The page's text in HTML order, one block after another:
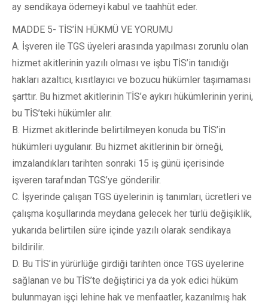
ay sendikaya ödemeyi kabul ve taahhüt eder.
MADDE 5- TİS’İN HÜKMÜ VE YORUMU
A. İşveren ile TGS üyeleri arasında yapılması zorunlu olan
hizmet akitlerinin yazılı olması ve işbu TİS’in tanıdığı
hakları azaltıcı, kısıtlayıcı ve bozucu hükümler taşımaması
şarttır. Bu hizmet akitlerinin TİS’e aykırı hükümlerinin yerini,
bu TİS’teki hükümler alır.
B. Hizmet akitlerinde belirtilmeyen konuda bu TİS’in
hükümleri uygulanır. Bu hizmet akitlerinin bir örneği,
imzalandıkları tarihten sonraki 15 iş günü içerisinde
işveren tarafından TGS’ye gönderilir.
C. İşyerinde çalışan TGS üyelerinin iş tanımları, ücretleri ve
çalışma koşullarında meydana gelecek her türlü değişiklik,
yukarıda belirtilen süre içinde yazılı olarak sendikaya
bildirilir.
D. Bu TİS’in yürürlüğe girdiği tarihten önce TGS üyelerine
sağlanan ve bu TİS’te değiştirici ya da yok edici hüküm
bulunmayan işçi lehine hak ve menfaatler, kazanılmış hak